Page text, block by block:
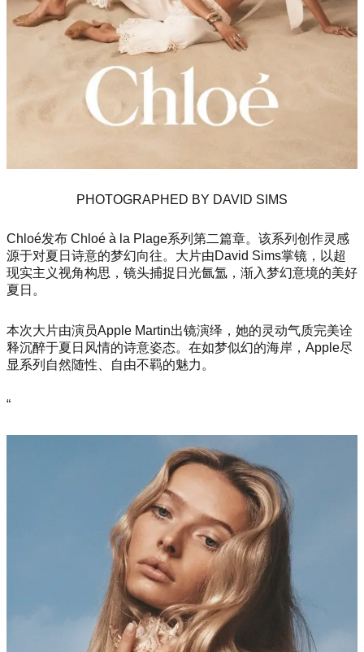
PHOTOGRAPHED BY DAVID SIMS
Chloé发布 Chloé à la Plage系列第二篇章。该系列创作灵感
源于对夏日诗意的梦幻向往。大片由David Sims掌镜，以超
现实主义视角构思，镜头捕捉日光氤氲，渐入梦幻意境的美好
夏日。
本次大片由演员Apple Martin出镜演绎，她的灵动气质完美诠
释沉醉于夏日风情的诗意姿态。在如梦似幻的海岸，Apple尽
显系列自然随性、自由不羁的魅力。
“